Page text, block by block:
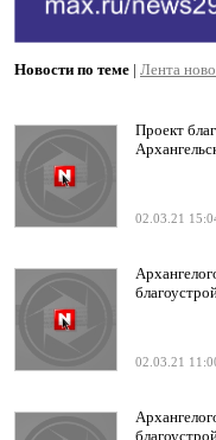
Новости по теме | Лента
Проект
02.03.21
02.03.21